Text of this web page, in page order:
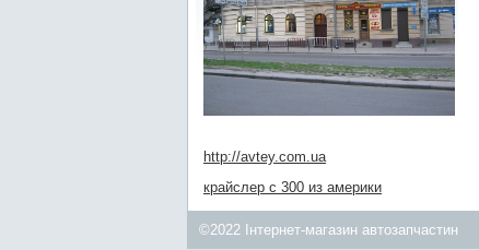
http://avtey.com.ua
крайслер с 300 из америки
©2022 Інтернет-магазин автозапчастин